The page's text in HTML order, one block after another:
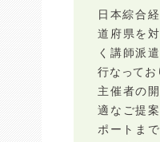
日本綜合
道府県を
く講師派
行なってお
主催者の
適なご提
ポートま